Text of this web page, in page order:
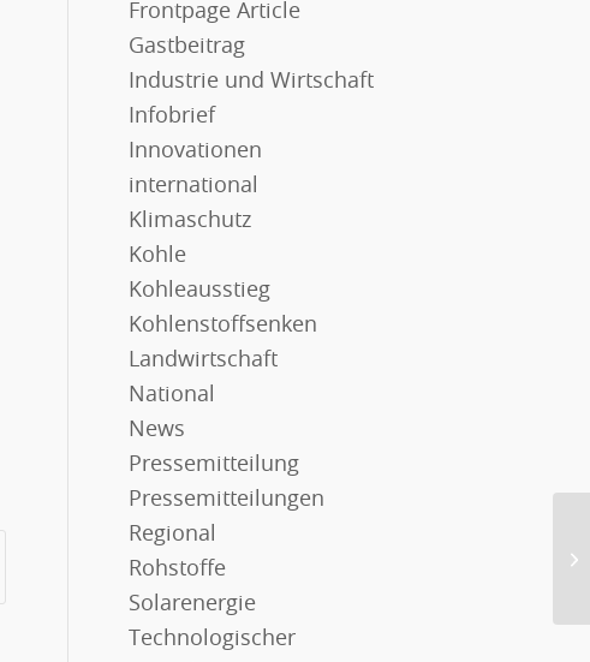
Frontpage Article
Gastbeitrag
Industrie und Wirtschaft
Infobrief
Innovationen
international
Klimaschutz
Kohle
Kohleausstieg
Kohlenstoffsenken
Landwirtschaft
National
News
Pressemitteilung
Pressemitteilungen
Regional
Rohstoffe
Solarenergie
Technologischer